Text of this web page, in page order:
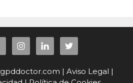
| Aviso Legal |